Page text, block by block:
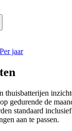
Per jaar
thuisbatterijen
gedurende de
standaard
aan te passen.